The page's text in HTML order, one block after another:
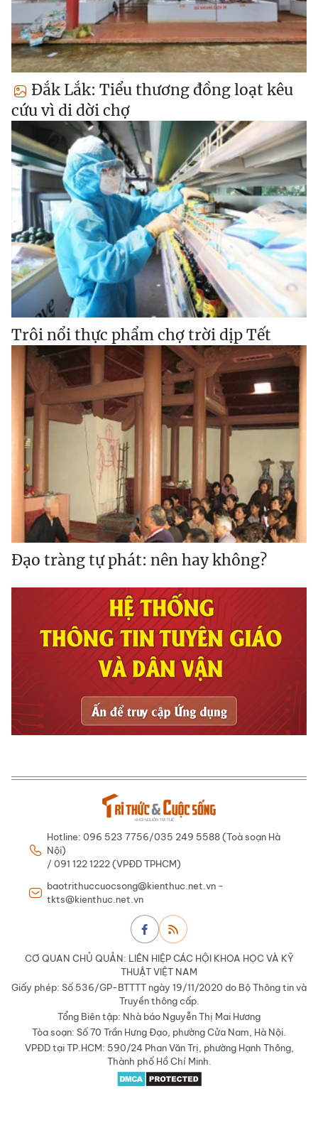
Đắk Lắk: Tiểu thương đồng loạt kêu
cứu vì di dời chợ
Trôi nổi thực phẩm chợ trời dịp Tết
Đạo tràng tự phát: nên hay không?
Hotline: 096 523 7756/035 249 5588 (Toà soạn Hà
Nội)
/ 091 122 1222 (VPĐD TPHCM)
baotrithuccuocsong@kienthuc.net.vn -
tkts@kienthuc.net.vn
CƠ QUAN CHỦ QUẢN: LIÊN HIỆP CÁC HỘI KHOA HỌC VÀ KỸ
THUẬT VIỆT NAM
Giấy phép: Số 536/GP-BTTTT ngày 19/11/2020 do Bộ Thông tin và
Truyền thông cấp.
Tổng Biên tập: Nhà báo Nguyễn Thị Mai Hương
Tòa soạn: Số 70 Trần Hưng Đạo, phường Cửa Nam, Hà Nội.
VPĐD tại TP.HCM: 590/24 Phan Văn Trị, phường Hạnh Thông,
Thành phố Hồ Chí Minh.